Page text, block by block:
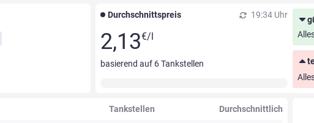
Durchschnittspreis 19:34 Uhr
2,13€/l
basierend auf 6Tankstellen
Tankstellen Durchschnittlich